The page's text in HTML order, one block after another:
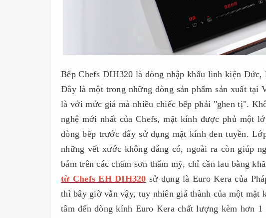
Bếp Chefs DIH320 là dòng nhập khẩu linh kiện
Đây là một trong những dòng sản phẩm sản xuất
là với mức giá mà nhiều chiếc bếp phải "ghen tị".
nghệ mới nhất của Chefs, mặt kính được phủ một
dòng bếp trước đây sử dụng mặt kính đen tuyền.
những vết xước không đáng có, ngoài ra còn giúp
bám trên các chấm sơn thẩm mỹ, chỉ cần lau bằng
từ Chefs EH DIH320 sử dụng là Euro Kera của
thì bây giờ vẫn vậy, tuy nhiên giá thành của một mặt
tâm đến dòng kính Euro Kera chất lượng kèm hơn